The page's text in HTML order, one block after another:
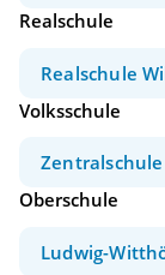
Realschule
Realschule
Volksschule
Oberschule
Ludwig-